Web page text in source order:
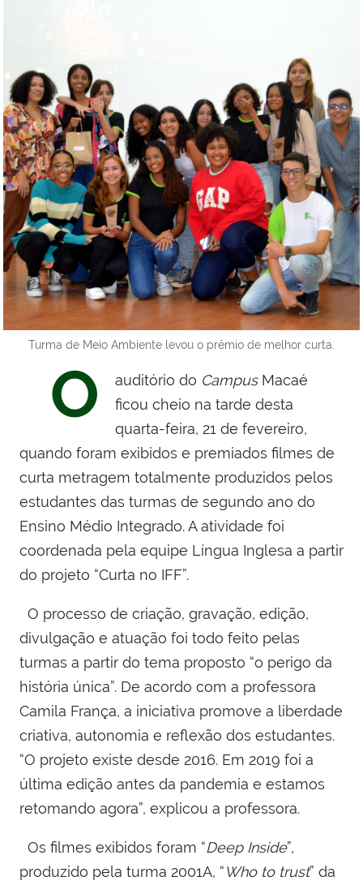
Turma de Meio Ambiente levou o prêmio de melhor curta.
O auditório do CampusMacaé
ficou cheio na tarde desta
quarta-feira, 21 de fevereiro,
quando foram exibidos e premiados filmes de
curta metragem totalmente produzidos pelos
estudantes das turmas de segundo ano do
Ensino Médio Integrado. A atividade foi
coordenada pela equipe Língua Inglesa a partir
do projeto “Curta no IFF”.
O processo de criação, gravação, edição,
divulgação e atuação foi todo feito pelas
turmas a partir do tema proposto “o perigo da
história única”. De acordo com a professora
Camila França, a iniciativa promove a liberdade
criativa, autonomia e reflexão dos estudantes.
“O projeto existe desde 2016. Em 2019 foi a
última edição antes da pandemia e estamos
retomando agora”, explicou a professora.
Os filmes exibidos foram “Deep Inside”,
produzido pela turma 2001A, “Who to trust” da